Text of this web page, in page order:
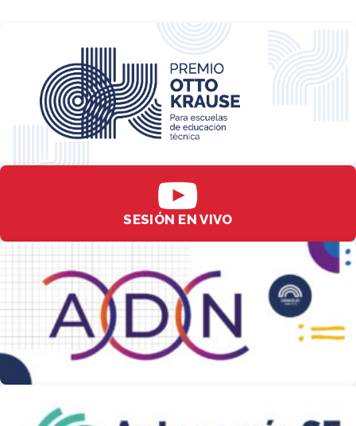
SESIÓN EN VIVO